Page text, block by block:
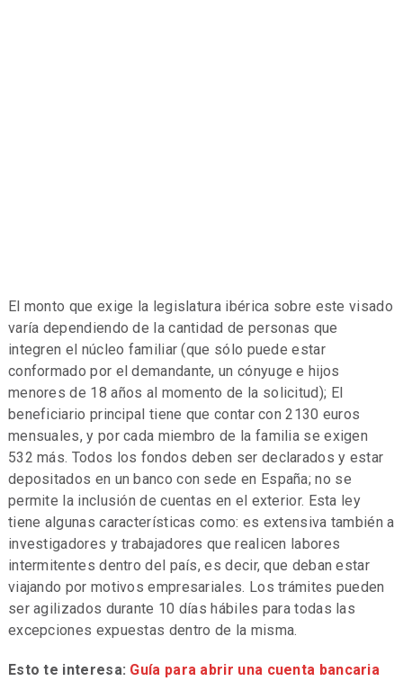
El monto que exige la legislatura ibérica sobre este visado
varía dependiendo de la cantidad de personas que
integren el núcleo familiar (que sólo puede estar
conformado por el demandante, un cónyuge e hijos
menores de 18 años al momento de la solicitud); El
beneficiario principal tiene que contar con 2130 euros
mensuales, y por cada miembro de la familia se exigen
532 más. Todos los fondos deben ser declarados y estar
depositados en un banco con sede en España; no se
permite la inclusión de cuentas en el exterior. Esta ley
tiene algunas características como: es extensiva también a
investigadores y trabajadores que realicen labores
intermitentes dentro del país, es decir, que deban estar
viajando por motivos empresariales. Los trámites pueden
ser agilizados durante 10 días hábiles para todas las
excepciones expuestas dentro de la misma.
Esto te interesa: Guía para abrir una cuenta bancaria